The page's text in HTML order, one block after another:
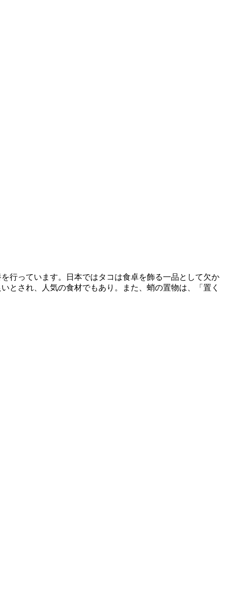
行っています。日本ではタコは食卓を飾る一品として欠か
とされ、人気の食材でもあり。また、蛸の置物は、「置く